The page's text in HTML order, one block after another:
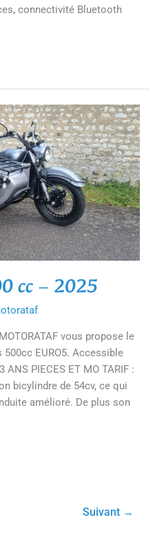
connectivité Bluetooth
cc – 2025
vous propose le
500cc EURO5. Accessible
ANS PIECES ET MO TARIF :
bicylindre de 54cv, ce qui
amélioré. De plus son
Suivant →